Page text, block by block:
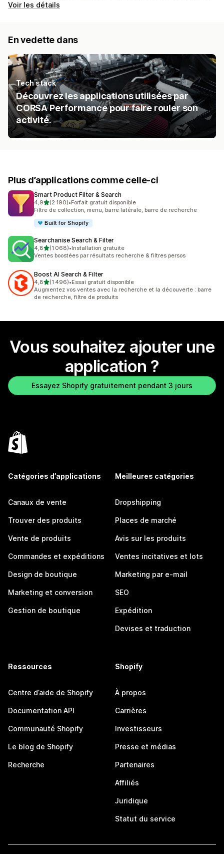
Voir les détails
En vedette dans
Tech stack
Découvrez les applications utilisées par
CORSA Performance pour faire rouler son
activité.
Plus d’applications comme celle-ci
Smart Product Filter & Search
4,9étoile(s) sur 5
(2 190)
2190 avis au total
•Forfait gratuit disponible
Filtre de collection, menu, barre latérale, barre de recherche
Built for Shopify
Searchanise Search & Filter
4,8étoile(s) sur 5
(1 068)
1068 avis au total
•Installation gratuite
Ventes boostées par résultats recherche & filtres persos
Boost AI Search & Filter
4,8étoile(s) sur 5
(1 496)
1496 avis au total
•Essai gratuit disponible
Augmentez vos ventes avec la recherche et la découverte : barre
de recherche, filtre de produits
Vous souhaitez ajouter une
application ?
Essayez Shopify gratuitement pendant 3 jours
Catégories d’applications
Canaux de vente
Trouver des produits
Vente de produits
Commandes et expéditions
Design de boutique
Marketing et conversion
Gestion de boutique
Meilleures catégories
Dropshipping
Places de marché
Avis sur les produits
Ventes incitatives et lots
Marketing par e-mail
SEO
Expédition
Devises et traduction
Ressources
Centre d’aide de Shopify
Documentation API
Communauté Shopify
Le blog de Shopify
Recherche
Shopify
À propos
Carrières
Investisseurs
Presse et médias
Partenaires
Affiliés
Juridique
Statut du service